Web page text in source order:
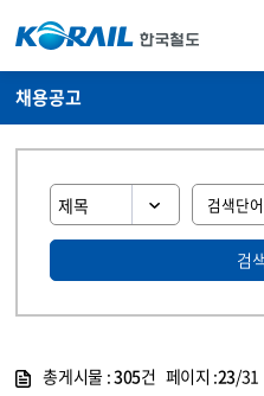
채용공고
검
총게시물 :305건 페이지 :23/31